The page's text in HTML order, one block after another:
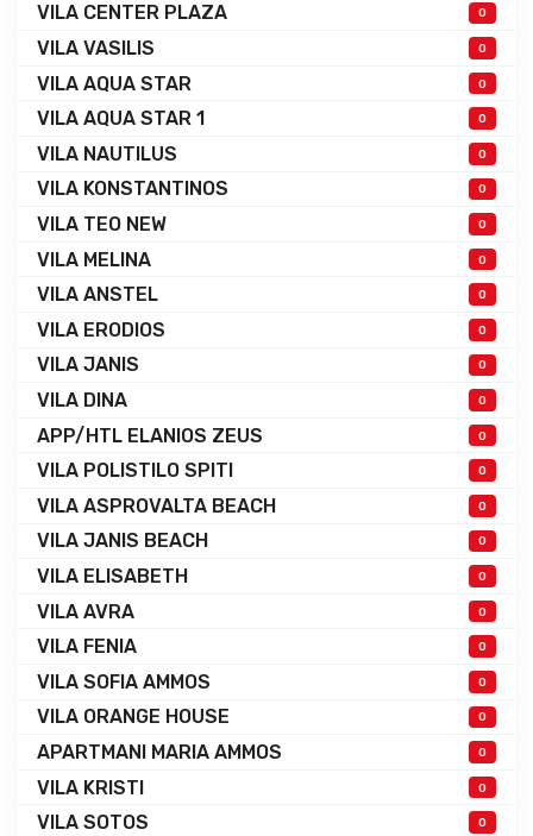
VILA CENTER PLAZA 0
VILA VASILIS 0
VILA AQUA STAR 0
VILA AQUA STAR 1 0
VILA NAUTILUS 0
VILA KONSTANTINOS 0
VILA TEO NEW 0
VILA MELINA 0
VILA ANSTEL 0
VILA ERODIOS 0
VILA JANIS 0
VILA DINA 0
APP/HTL ELANIOS ZEUS 0
VILA POLISTILO SPITI 0
VILA ASPROVALTA BEACH 0
VILA JANIS BEACH 0
VILA ELISABETH 0
VILA AVRA 0
VILA FENIA 0
VILA SOFIA AMMOS 0
VILA ORANGE HOUSE 0
APARTMANI MARIA AMMOS 0
VILA KRISTI 0
VILA SOTOS 0